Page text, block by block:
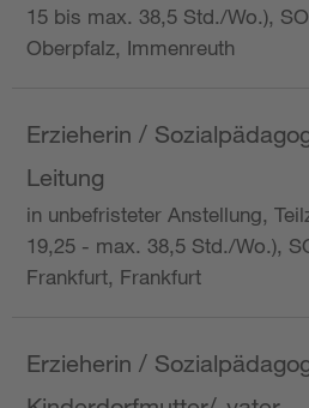
15 bis max. 38,5 Std./Wo.),
Oberpfalz, Immenreuth
Erzieherin /
Leitung
in unbefristeter Anstellung,
19,25 - max. 38,5 Std./Wo.),
Frankfurt, Frankfurt
Erzieherin /